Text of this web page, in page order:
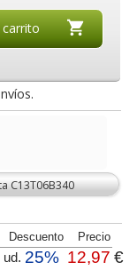
carrito
C13T06B340
Descuento Precio
ud. 25% 12,97 €